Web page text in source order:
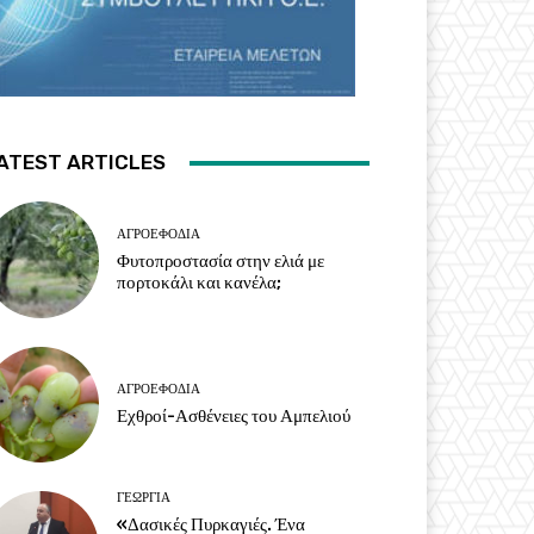
ARTICLES
ΑΓΡΟΕΦΌΔΙΑ
Φυτοπροστασία στην ελιά με
πορτοκάλι και κανέλα;
ΑΓΡΟΕΦΌΔΙΑ
Εχθροί-Ασθένειες του Αμπελιού
ΓΕΩΡΓΊΑ
«Δασικές Πυρκαγιές. Ένα